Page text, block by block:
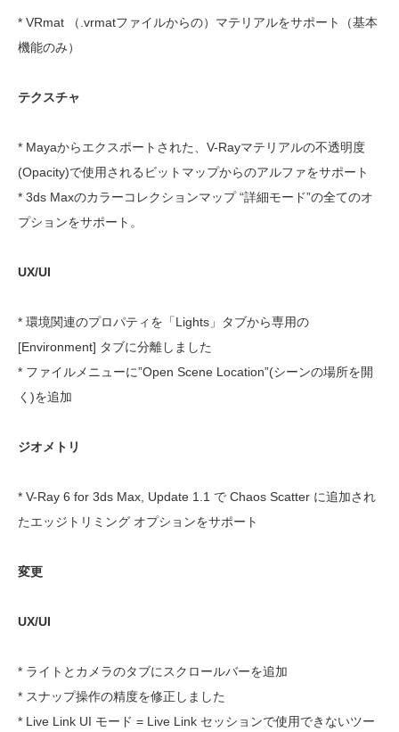
* VRmat （.vrmatファイルからの）マテリアルをサポート（基本
機能のみ）
テクスチャ
* Mayaからエクスポートされた、V-Rayマテリアルの不透明度
(Opacity)で使用されるビットマップからのアルファをサポート
* 3ds Maxのカラーコレクションマップ “詳細モード”の全てのオ
プションをサポート。
UX/UI
* 環境関連のプロパティを「Lights」タブから専用の
[Environment] タブに分離しました
* ファイルメニューに”Open Scene Location”(シーンの場所を開
く)を追加
ジオメトリ
* V-Ray 6 for 3ds Max, Update 1.1 で Chaos Scatter に追加され
たエッジトリミング オプションをサポート
変更
UX/UI
* ライトとカメラのタブにスクロールバーを追加
* スナップ操作の精度を修正しました
* Live Link UI モード = Live Link セッションで使用できないツー